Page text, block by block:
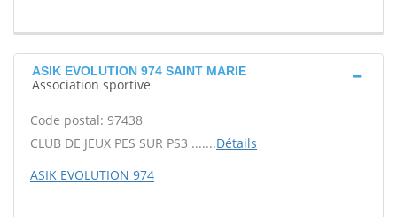
ASIK EVOLUTION 974 SAINT MARIE
Association sportive
Code postal: 97438
CLUB DE JEUX PES SUR PS3 .......Détails
ASIK EVOLUTION 974